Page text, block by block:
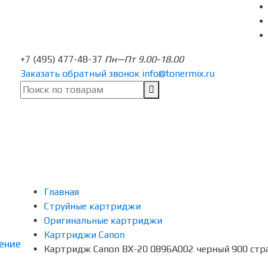
+7 (495) 477-48-37 Пн—Пт 9.00-18.00
Заказать обратный звонок info@tonermix.ru
Главная
Струйные картриджи
Оригинальные картриджи
Картриджи Canon
Картридж Canon BX-20 0896A002 черный 900